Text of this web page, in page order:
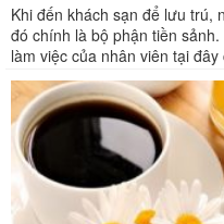
Khi đến khách sạn để lưu trú,
đó chính là bộ phận tiền
làm việc của nhân viên tại đây